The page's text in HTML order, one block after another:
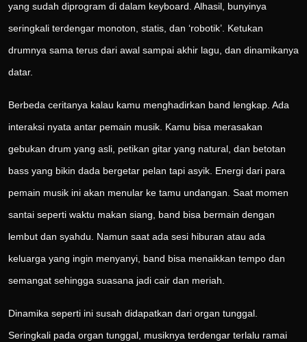
yang sudah diprogram di dalam keyboard. Alhasil, bunyinya
seringkali terdengar monoton, statis, dan ‘robotik’. Ketukan
drumnya sama terus dari awal sampai akhir lagu, dan dinamikanya
datar.
Berbeda ceritanya kalau kamu menghadirkan band lengkap. Ada
interaksi nyata antar pemain musik. Kamu bisa merasakan
gebukan drum yang asli, petikan gitar yang natural, dan betotan
bass yang bikin dada bergetar pelan tapi asyik. Energi dari para
pemain musik ini akan menular ke tamu undangan. Saat momen
santai seperti waktu makan siang, band bisa bermain dengan
lembut dan syahdu. Namun saat ada sesi hiburan atau ada
keluarga yang ingin menyanyi, band bisa menaikkan tempo dan
semangat sehingga suasana jadi cair dan meriah.
Dinamika seperti ini susah didapatkan dari organ tunggal.
Seringkali pada organ tunggal, musiknya terdengar terlalu ramai